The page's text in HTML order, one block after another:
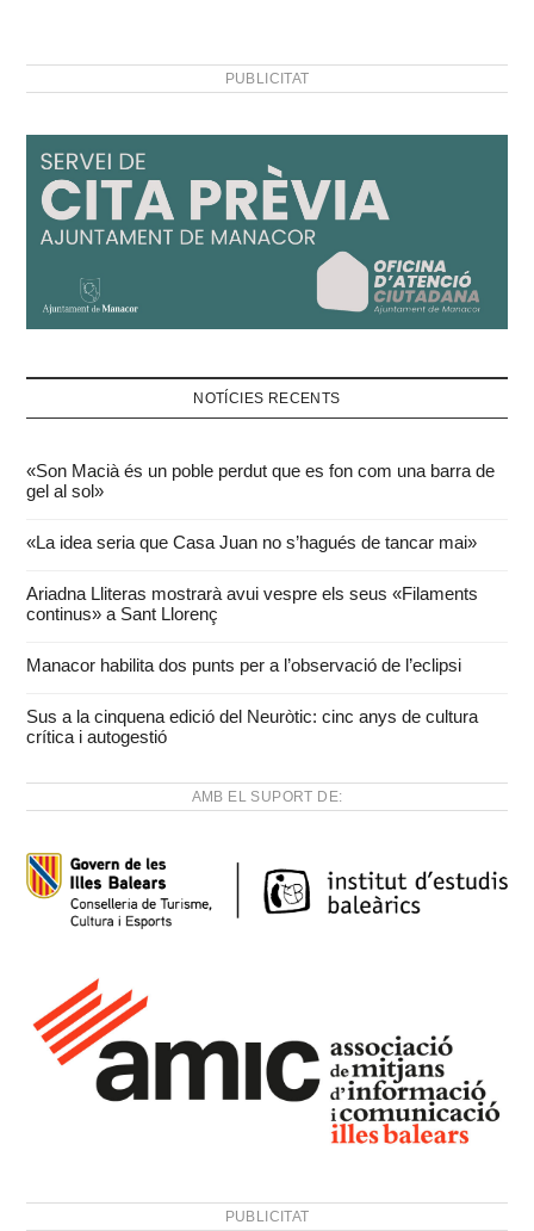
PUBLICITAT
NOTÍCIES RECENTS
«Son Macià és un poble perdut que es fon com una barra de
gel al sol»
«La idea seria que Casa Juan no s’hagués de tancar mai»
Ariadna Lliteras mostrarà avui vespre els seus «Filaments
continus» a Sant Llorenç
Manacor habilita dos punts per a l’observació de l’eclipsi
Sus a la cinquena edició del Neuròtic: cinc anys de cultura
crítica i autogestió
AMB EL SUPORT DE:
PUBLICITAT